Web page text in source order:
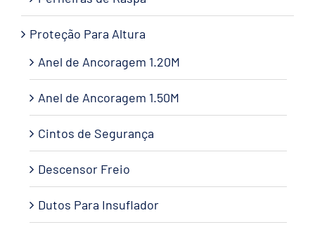
Proteção Para Altura
Anel de Ancoragem 1.20M
Anel de Ancoragem 1.50M
Cintos de Segurança
Descensor Freio
Dutos Para Insuflador